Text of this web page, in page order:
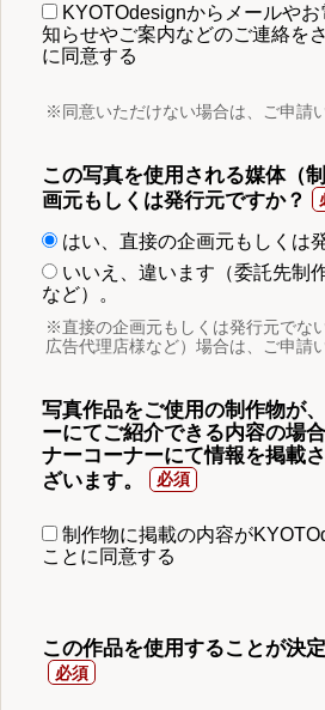
KYOTOdesignからメールや
知らせやご案内などのご連絡を
に同意する
※同意いただけない場合は、ご申請
この写真を使用される媒体（
画元もしくは発行元ですか？
はい、直接の企画元もしくは
いいえ、違います（委託先制
など）。
※直接の企画元もしくは発行元でな
広告代理店様など）場合は、ご申請
写真作品をご使用の制作物が
ーにてご紹介できる内容の場
ナーコーナーにて情報を掲載
ざいます。
制作物に掲載の内容が
ことに同意する
この作品を使用することが決